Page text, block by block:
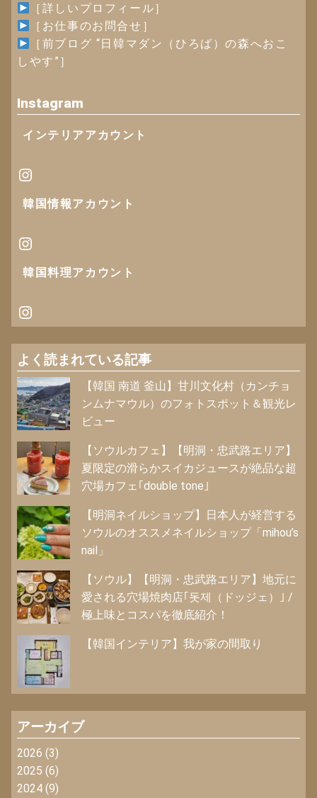
［詳しいプロフィール］
［お仕事のお問合せ］
［ 前ブログ “日韓マダン（ひろば）の森へおこ
しやす” ］
Instagram
インテリアアカウント
Instagram
韓国情報アカウント
Instagram
韓国料理アカウント
Instagram
よく読まれている記事
【韓国 南道 釜山】甘川文化村（カンチョ
ンムナマウル）のフォトスポット＆観光レ
ビュー
【ソウルカフェ】【明洞・忠武路エリア】
夏限定の滑らかスイカジュースが絶品な超
穴場カフェ｢double tone｣
【明洞ネイルショップ】日本人が経営する
ソウルのオススメネイルショップ「mihou’s
nail」
【ソウル】【明洞・忠武路エリア】地元に
愛される穴場焼肉店｢돗제（ドッジェ）｣ /
極上味とコスパを徹底紹介！
【韓国インテリア】我が家の間取り
アーカイブ
2026 (3)
2025 (6)
2024 (9)